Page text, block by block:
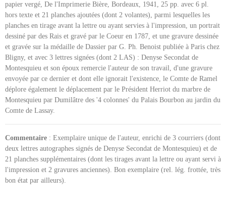
papier vergé, De l'Imprimerie Bière, Bordeaux, 1941, 25 pp. avec 6 pl.
hors texte et 21 planches ajoutées (dont 2 volantes), parmi lesquelles les
planches en tirage avant la lettre ou ayant servies à l'impression, un portrait
dessiné par des Rais et gravé par le Coeur en 1787, et une gravure dessinée
et gravée sur la médaille de Dassier par G. Ph. Benoist publiée à Paris chez
Bligny, et avec 3 lettres signées (dont 2 LAS) : Denyse Secondat de
Montesquieu et son époux remercie l'auteur de son travail, d'une gravure
envoyée par ce dernier et dont elle ignorait l'existence, le Comte de Ramel
déplore également le déplacement par le Président Herriot du marbre de
Montesquieu par Dumilâtre des '4 colonnes' du Palais Bourbon au jardin du
Comte de Lassay.
Commentaire : Exemplaire unique de l'auteur, enrichi de 3 courriers (dont
deux lettres autographes signés de Denyse Secondat de Montesquieu) et de
21 planches supplémentaires (dont les tirages avant la lettre ou ayant servi à
l'impression et 2 gravures anciennes). Bon exemplaire (rel. lég. frottée, très
bon état par ailleurs).